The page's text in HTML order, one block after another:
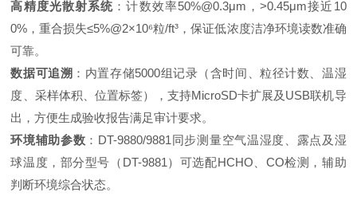
高精度光散射系统 ：计数效率50%@0.3μm，>0.45μm接近10
0%，重合损失≤5%@2×10⁶粒/ft³，保证低浓度洁净环境读数准确
可靠。
数据可追溯 ：内置存储5000组记录（含时间、粒径计数、温湿
度、采样体积、位置标签），支持MicroSD卡扩展及USB联机导
出，方便生成验收报告满足审计要求。
环境辅助参数 ：DT-9880/9881同步测量空气温湿度、露点及湿
球温度，部分型号（DT-9881）可选配HCHO、CO检测，辅助
判断环境综合状态。